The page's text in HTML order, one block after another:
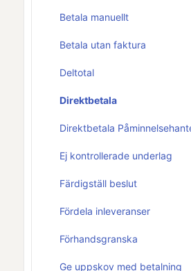
Betala manuellt
Betala utan faktura
Deltotal
Direktbetala
Direktbetala
Ej kontrollerade underlag
Färdigställ beslut
Fördela inleveranser
Förhandsgranska
Ge uppskov med betalning